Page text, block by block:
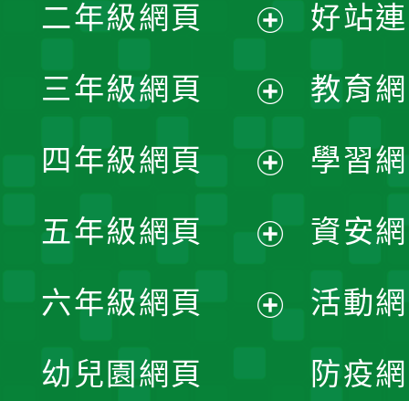
開
選
單
二年級網頁
開
選
單
三年級網頁
開
選
單
四年級網頁
開
選
五年級網頁
開
六年級網頁
幼兒園網頁
好站
教育
學習
資安
活動
防疫